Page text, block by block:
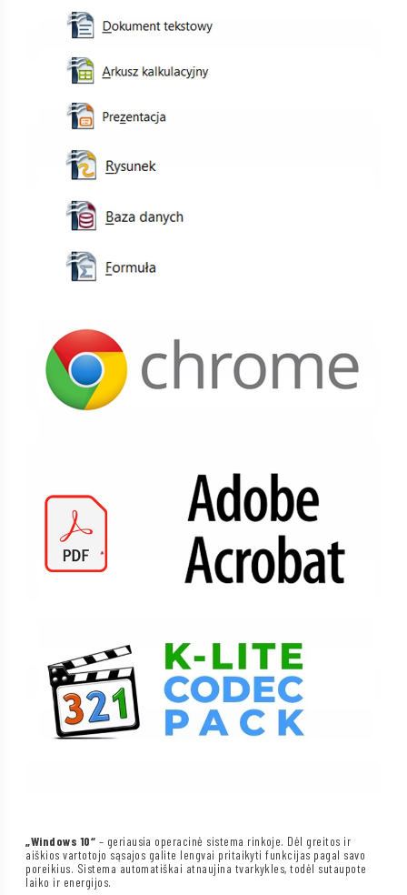
„Windows 10“ – geriausia operacinė sistema rinkoje. Dėl greitos ir
aiškios vartotojo sąsajos galite lengvai pritaikyti funkcijas pagal savo
poreikius. Sistema automatiškai atnaujina tvarkykles, todėl sutaupote
laiko ir energijos.